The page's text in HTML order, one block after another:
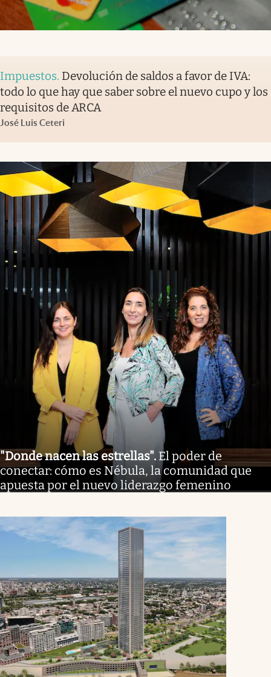
Impuestos. Devolución de saldos a favor de IVA:
todo lo que hay que saber sobre el nuevo cupo y los
requisitos de ARCA
José Luis Ceteri
"Donde nacen las estrellas". El poder de
conectar: cómo es Nébula, la comunidad que
apuesta por el nuevo liderazgo femenino